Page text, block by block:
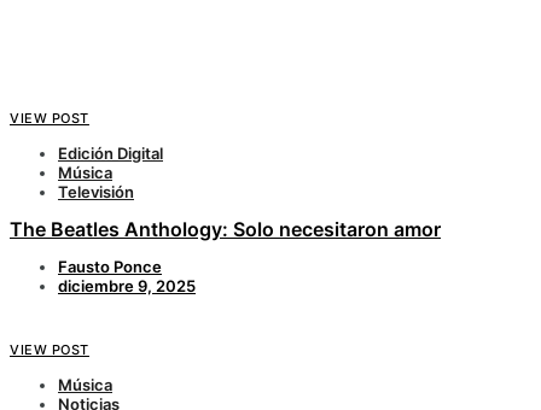
VIEW POST
Edición Digital
Música
Televisión
The Beatles Anthology: Solo necesitaron amor
Fausto Ponce
diciembre 9, 2025
VIEW POST
Música
Noticias